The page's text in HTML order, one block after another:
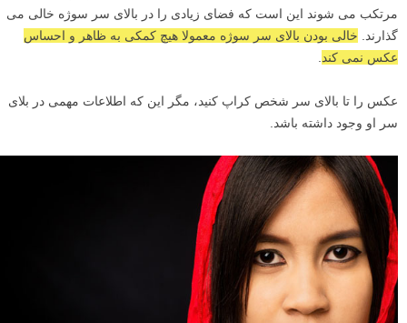
مرتکب می شوند این است که فضای زیادی را در بالای سر سوژه خالی می
گذارند. خالی بودن بالای سر سوژه معمولا هیچ کمکی به ظاهر و احساس
عکس نمی کند.
عکس را تا بالای سر شخص کراپ کنید، مگر این که اطلاعات مهمی در بلای
سر او وجود داشته باشد.